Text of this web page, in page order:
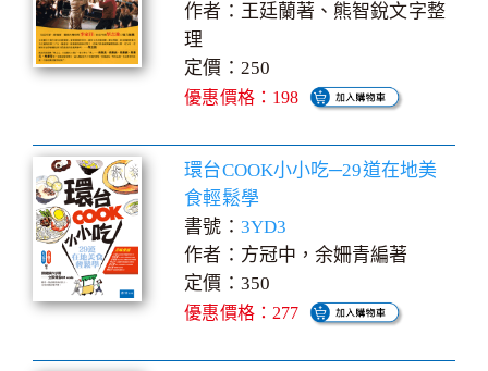
作者：王廷蘭著、熊智銳文字整
理
定價：250
優惠價格：198
環台COOK小小吃─29道在地美
食輕鬆學
書號： 3YD3
作者：方冠中，余姍青編著
定價：350
優惠價格：277